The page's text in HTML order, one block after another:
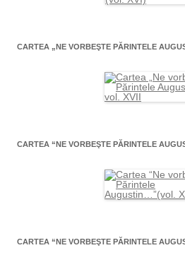
CARTEA „NE VORBEŞTE PĂRINTELE
CARTEA “NE VORBEŞTE PĂRINTELE
CARTEA “NE VORBEŞTE PĂRINTELE